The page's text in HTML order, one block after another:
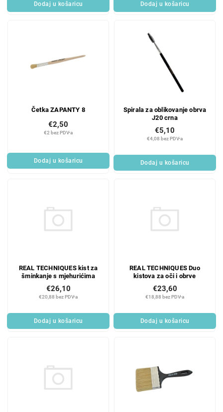
Dodaj u košaricu Dodaj u košaricu
Četka ZAPANTY 8
€2 bez PDV-a
€2,50
Dodaj u košaricu
Spirala za oblikovanje obrva
J20 crna
€4,08 bez PDV-a
€5,10
Dodaj u košaricu
REAL TECHNIQUES kist za
šminkanje s mjehurićima
€20,88 bez PDV-a
€26,10
Dodaj u košaricu
REAL TECHNIQUES Duo
kistova za oči i obrve
€18,88 bez PDV-a
€23,60
Dodaj u košaricu